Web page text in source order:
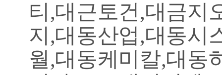
티,대근토건,대금지
지,대동산업,대동시
월,대동케미칼,대동